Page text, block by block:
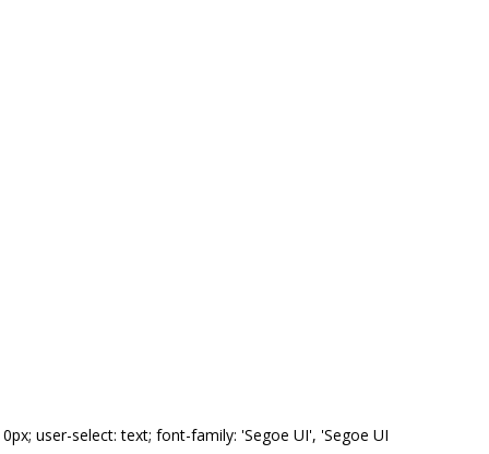
user-select: text; font-family: 'Segoe UI', 'Segoe UI